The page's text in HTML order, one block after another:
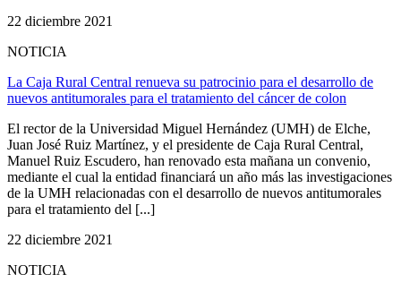
22 diciembre 2021
NOTICIA
La Caja Rural Central renueva su patrocinio para el desarrollo de
nuevos antitumorales para el tratamiento del cáncer de colon
El rector de la Universidad Miguel Hernández (UMH) de Elche,
Juan José Ruiz Martínez, y el presidente de Caja Rural Central,
Manuel Ruiz Escudero, han renovado esta mañana un convenio,
mediante el cual la entidad financiará un año más las investigaciones
de la UMH relacionadas con el desarrollo de nuevos antitumorales
para el tratamiento del [...]
22 diciembre 2021
NOTICIA